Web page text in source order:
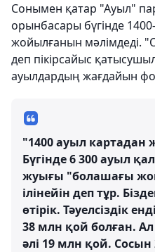
Сонымен қатар "Ауыл"
орынбасары бүгінде
жойылғанын мәлімдеді.
деп пікірсайыс
ауылдардың жағдайын
"1400 ауыл картадан
Бүгінде 6 300 ауыл
жуығы "болашағы
ілінейін деп тұр.
өтірік. Тәуелсіздік
38 млн қой болған.
әлі 19 млн қой.